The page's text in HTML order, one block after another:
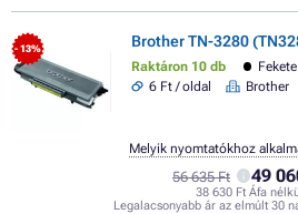
- 13% Brother TN-3280
Raktáron 10 db Fekete
6 Ft / oldal
Brother
56 635 Ft 49
38 630 Ft Áfa
Legalacsonyabb ár az elmúlt 30
Melyik nyomtatókhoz